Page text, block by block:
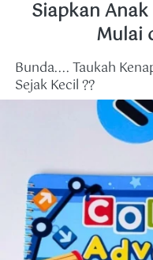
Siapkan
Mulai
Bunda.... Taukah
Sejak Kecil ??